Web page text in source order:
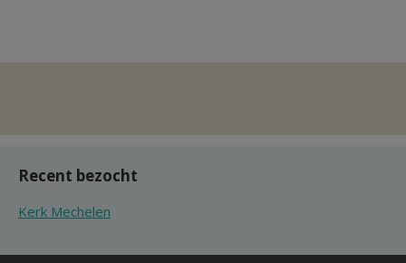
Recent bezocht
Kerk Mechelen